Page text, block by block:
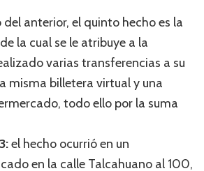
anterior, el quinto hecho es la
la cual se le atribuye a la
varias transferencias a su
misma billetera virtual y una
todo ello por la suma
el hecho ocurrió en un
en la calle Talcahuano al 100,